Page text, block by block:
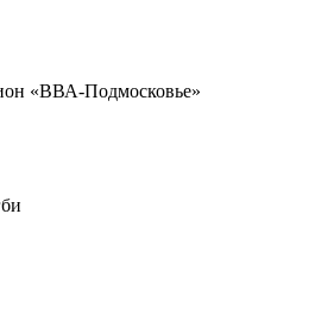
«ВВА-Подмосковье»